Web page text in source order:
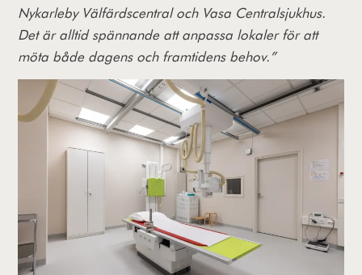
Nykarleby Välfärdscentral och Vasa Centralsjukhus.
Det är alltid spännande att anpassa lokaler för att
möta både dagens och framtidens behov.”